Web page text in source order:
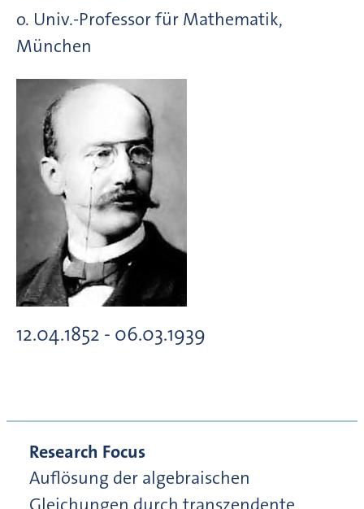
o. Univ.-Professor für Mathematik,
München
12.04.1852 - 06.03.1939
Research Focus
Auflösung der algebraischen